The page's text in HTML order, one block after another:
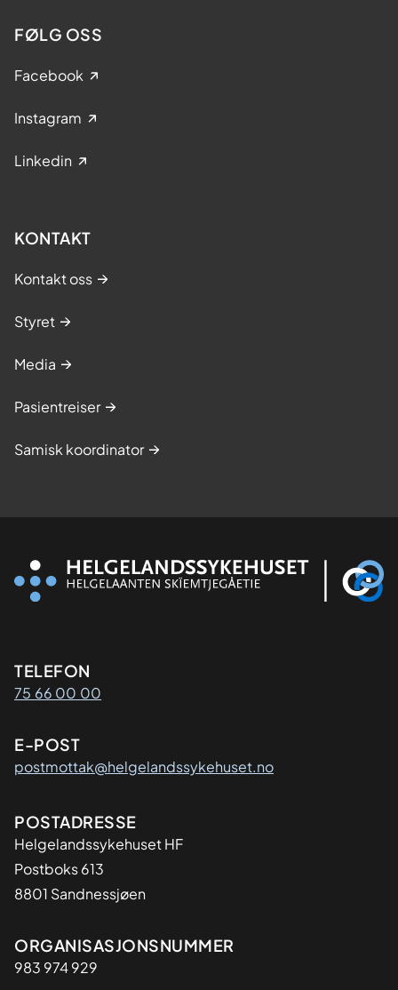
FØLG OSS
Facebook
Instagram
Linkedin
KONTAKT
Kontakt oss
Styret
Media
Pasientreiser
Samisk koordinator
Kontaktinformasjon
TELEFON
75 66 00 00
E-POST
postmottak@helgelandssykehuset.no
Adresse
POSTADRESSE
Helgelandssykehuset HF
Postboks 613
8801 Sandnessjøen
Organisasjon
ORGANISASJONSNUMMER
983 974 929